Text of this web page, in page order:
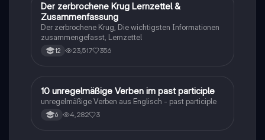
Deutsch
Der zerbrochene Krug Lernzettel &
Zusammenfassung
Der zerbrochene Krug, Die wichtigsten Informationen
zusammengefasst, Lernzettel
12 23,517 356
1 Englisch
10 unregelmäßige Verben im past participle
unregelmäßige Verben aus Englisch - past participle
6 4,282 3